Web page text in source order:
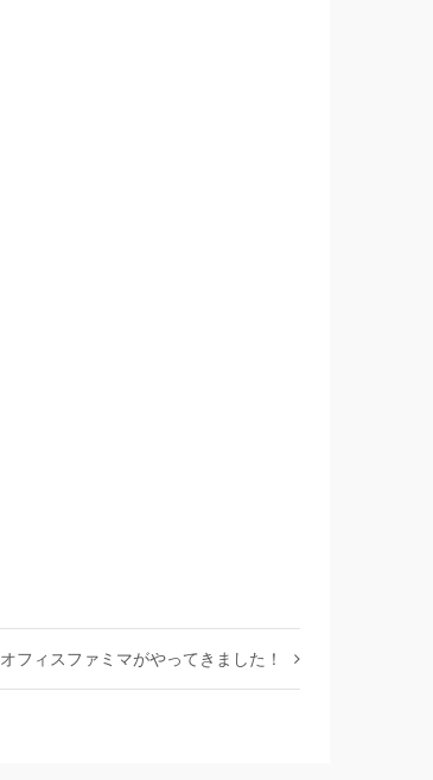
オフィスファミマがやってきました！